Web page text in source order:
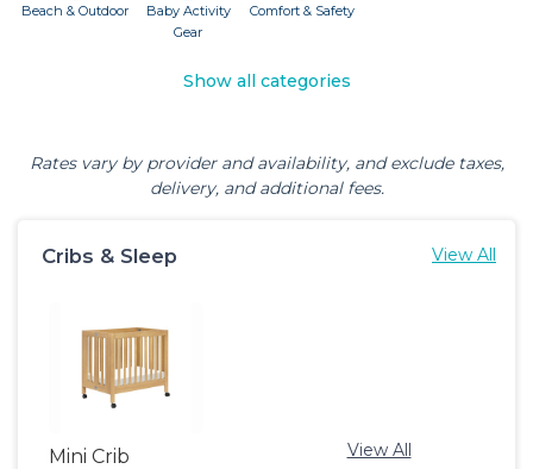
Beach & Outdoor
Baby Activity
Gear
Comfort & Safety
Show all categories
Rates vary by provider and availability, and exclude taxes,
delivery, and additional fees.
Cribs & Sleep View All
Mini Crib View All